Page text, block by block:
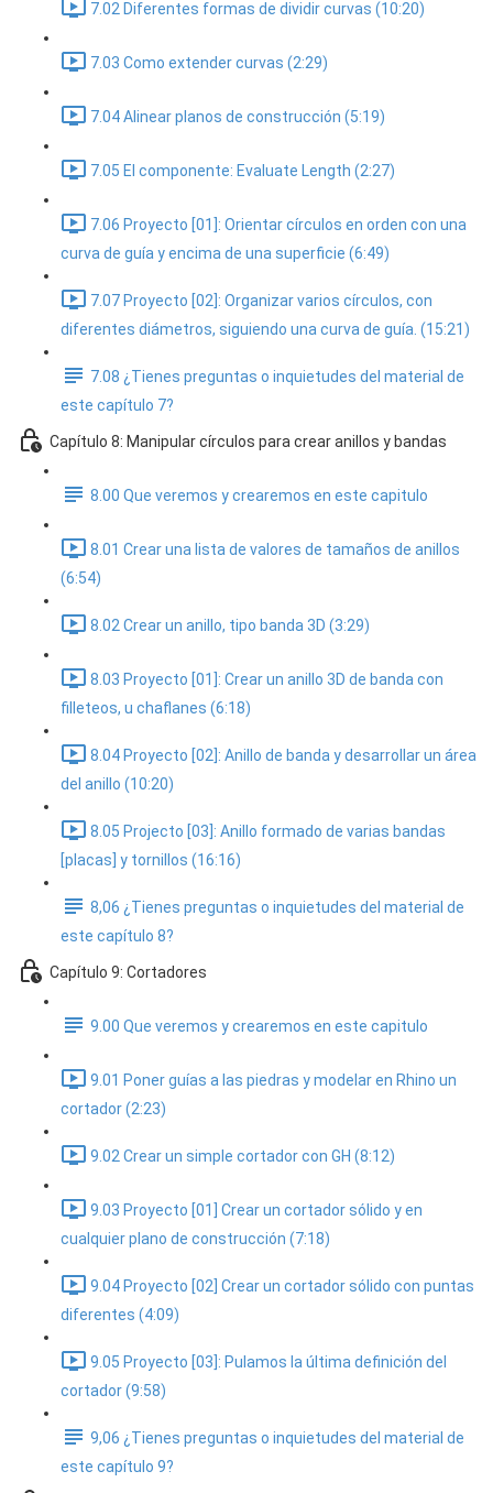
7.02 Diferentes formas de dividir curvas (10:20)
7.03 Como extender curvas (2:29)
7.04 Alinear planos de construcción (5:19)
7.05 El componente: Evaluate Length (2:27)
7.06 Proyecto [01]: Orientar círculos en orden con una
curva de guía y encima de una superficie (6:49)
7.07 Proyecto [02]: Organizar varios círculos, con
diferentes diámetros, siguiendo una curva de guía. (15:21)
7.08 ¿Tienes preguntas o inquietudes del material de
este capítulo 7?
Capítulo 8: Manipular círculos para crear anillos y bandas
8.00 Que veremos y crearemos en este capitulo
8.01 Crear una lista de valores de tamaños de anillos
(6:54)
8.02 Crear un anillo, tipo banda 3D (3:29)
8.03 Proyecto [01]: Crear un anillo 3D de banda con
filleteos, u chaflanes (6:18)
8.04 Proyecto [02]: Anillo de banda y desarrollar un área
del anillo (10:20)
8.05 Projecto [03]: Anillo formado de varias bandas
[placas] y tornillos (16:16)
8,06 ¿Tienes preguntas o inquietudes del material de
este capítulo 8?
Capítulo 9: Cortadores
9.00 Que veremos y crearemos en este capitulo
9.01 Poner guías a las piedras y modelar en Rhino un
cortador (2:23)
9.02 Crear un simple cortador con GH (8:12)
9.03 Proyecto [01] Crear un cortador sólido y en
cualquier plano de construcción (7:18)
9.04 Proyecto [02] Crear un cortador sólido con puntas
diferentes (4:09)
9.05 Proyecto [03]: Pulamos la última definición del
cortador (9:58)
9,06 ¿Tienes preguntas o inquietudes del material de
este capítulo 9?